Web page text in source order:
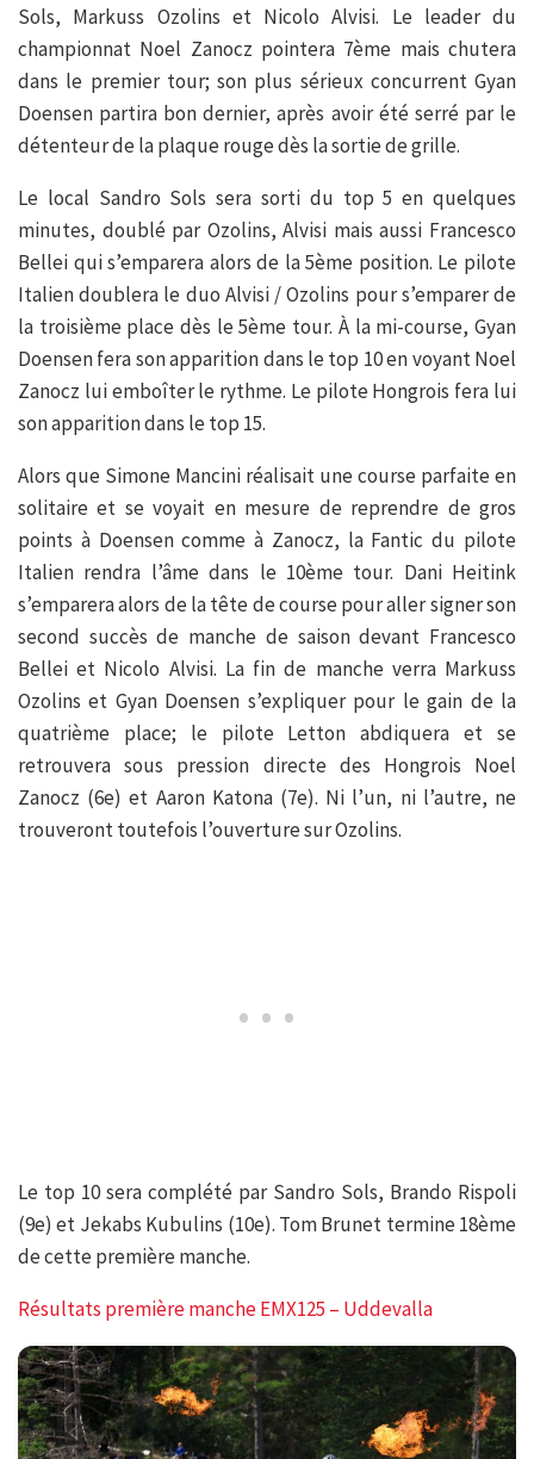
Sols, Markuss Ozolins et Nicolo Alvisi. Le leader du
championnat Noel Zanocz pointera 7ème mais chutera
dans le premier tour; son plus sérieux concurrent Gyan
Doensen partira bon dernier, après avoir été serré par le
détenteur de la plaque rouge dès la sortie de grille.
Le local Sandro Sols sera sorti du top 5 en quelques
minutes, doublé par Ozolins, Alvisi mais aussi Francesco
Bellei qui s’emparera alors de la 5ème position. Le pilote
Italien doublera le duo Alvisi / Ozolins pour s’emparer de
la troisième place dès le 5ème tour. À la mi-course, Gyan
Doensen fera son apparition dans le top 10 en voyant Noel
Zanocz lui emboîter le rythme. Le pilote Hongrois fera lui
son apparition dans le top 15.
Alors que Simone Mancini réalisait une course parfaite en
solitaire et se voyait en mesure de reprendre de gros
points à Doensen comme à Zanocz, la Fantic du pilote
Italien rendra l’âme dans le 10ème tour. Dani Heitink
s’emparera alors de la tête de course pour aller signer son
second succès de manche de saison devant Francesco
Bellei et Nicolo Alvisi. La fin de manche verra Markuss
Ozolins et Gyan Doensen s’expliquer pour le gain de la
quatrième place; le pilote Letton abdiquera et se
retrouvera sous pression directe des Hongrois Noel
Zanocz (6e) et Aaron Katona (7e). Ni l’un, ni l’autre, ne
trouveront toutefois l’ouverture sur Ozolins.
Le top 10 sera complété par Sandro Sols, Brando Rispoli
(9e) et Jekabs Kubulins (10e). Tom Brunet termine 18ème
de cette première manche.
Résultats première manche EMX125 – Uddevalla